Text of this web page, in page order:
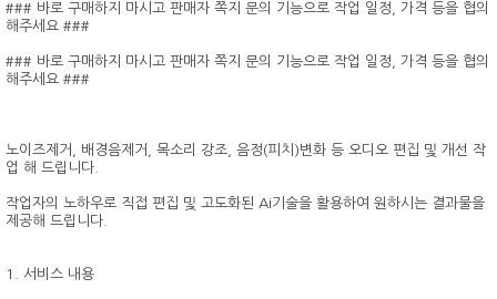
### 바로 구매하지 마시고 판매자 쪽지 문의 기능으로 작업 일정, 가격 등을 협의
해주세요 ###
### 바로 구매하지 마시고 판매자 쪽지 문의 기능으로 작업 일정, 가격 등을 협의
해주세요 ###
노이즈제거, 배경음제거, 목소리 강조, 음정(피치)변화 등 오디오 편집 및 개선 작
업 해 드립니다.
작업자의 노하우로 직접 편집 및 고도화된 Ai기술을 활용하여 원하시는 결과물을
제공해 드립니다.
1. 서비스 내용